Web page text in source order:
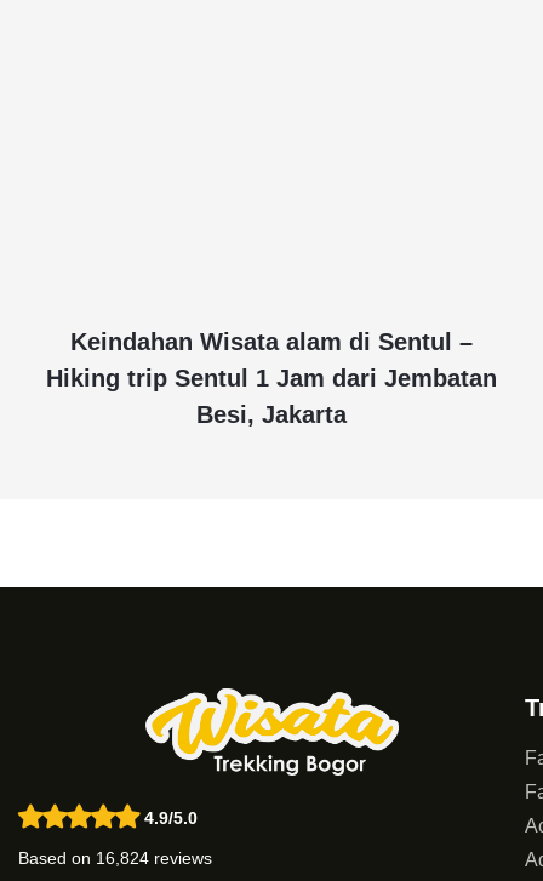
Keindahan Wisata alam di Sentul –
Hiking trip Sentul 1 Jam dari Jembatan
Besi, Jakarta
4.9/5.0
Based on 16,824 reviews